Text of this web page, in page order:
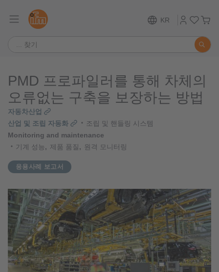
KR
PMD 프로파일러를 통해 차체의
오류없는 구축을 보장하는 방법
자동차산업
산업 및 조립 자동화
조립 및 핸들링 시스템
Monitoring and maintenance
기계 성능
제품 품질 원격 모니터링
응용사례 보고서